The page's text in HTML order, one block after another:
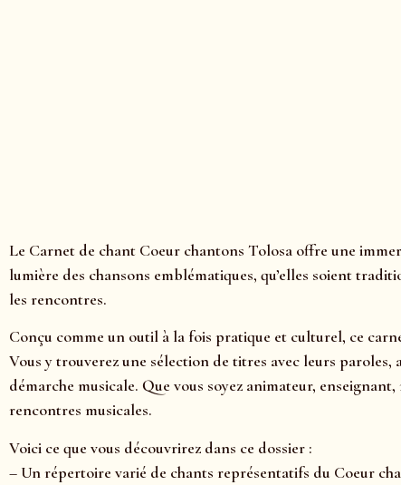
Le Carnet de chant Coeur chantons Tolosa offre une
lumière des chansons emblématiques, qu’elles soient
les rencontres.
Conçu comme un outil à la fois pratique et culturel, ce
Vous y trouverez une sélection de titres avec leurs
démarche musicale. Que vous soyez animateur,
rencontres musicales.
Voici ce que vous découvrirez dans ce dossier :
– Un répertoire varié de chants représentatifs du Coeur